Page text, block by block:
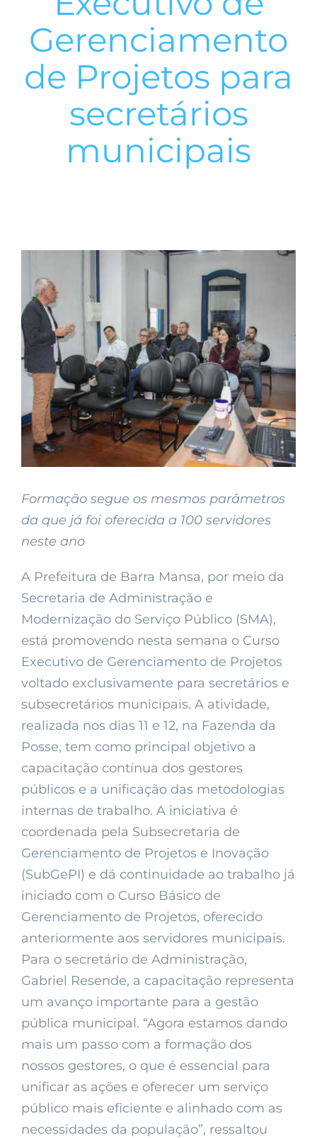
Gerenciamento
de Projetos para
secretários
municipais
Larger
Image
Formação segue os mesmos parâmetros
da que já foi oferecida a 100 servidores
neste ano
A Prefeitura de Barra Mansa, por meio da
Secretaria de Administração e
Modernização do Serviço Público (SMA),
está promovendo nesta semana o Curso
Executivo de Gerenciamento de Projetos
voltado exclusivamente para secretários e
subsecretários municipais. A atividade,
realizada nos dias 11 e 12, na Fazenda da
Posse, tem como principal objetivo a
capacitação contínua dos gestores
públicos e a unificação das metodologias
internas de trabalho. A iniciativa é
coordenada pela Subsecretaria de
Gerenciamento de Projetos e Inovação
(SubGePI) e dá continuidade ao trabalho já
iniciado com o Curso Básico de
Gerenciamento de Projetos, oferecido
anteriormente aos servidores municipais.
Para o secretário de Administração,
Gabriel Resende, a capacitação representa
um avanço importante para a gestão
pública municipal. “Agora estamos dando
mais um passo com a formação dos
nossos gestores, o que é essencial para
unificar as ações e oferecer um serviço
público mais eficiente e alinhado com as
necessidades da população”, ressaltou